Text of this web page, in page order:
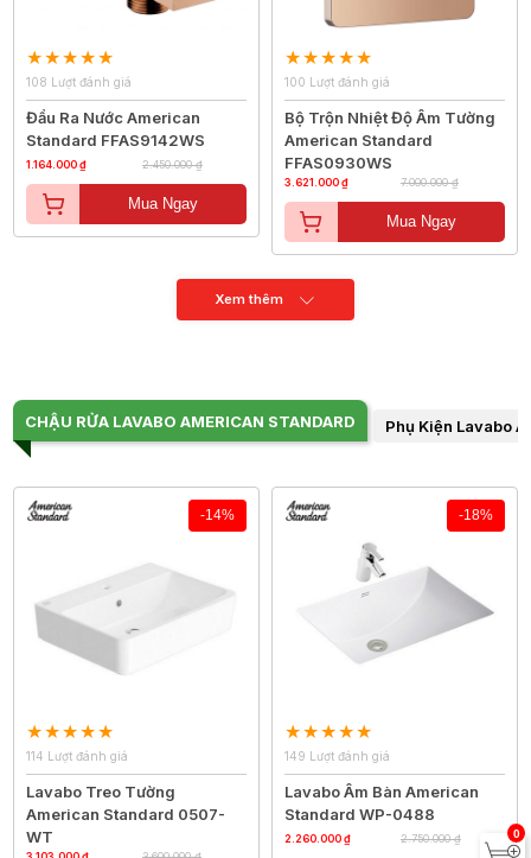
108 Lượt đánh giá
Đầu Ra Nước American
Standard FFAS9142WS
1.164.000 ₫ 2.450.000 ₫
Mua Ngay
100 Lượt đánh giá
Bộ Trộn Nhiệt Độ Âm Tường
American Standard
FFAS0930WS
3.621.000 ₫ 7.000.000 ₫
Mua Ngay
Xem thêm
CHẬU RỬA LAVABO AMERICAN STANDARD Phụ Kiện Lavabo
-14%
114 Lượt đánh giá
Lavabo Treo Tường
American Standard 0507-
WT
-18%
149 Lượt đánh giá
Lavabo Âm Bàn American
Standard WP-0488
2.260.000 ₫ 2.750.000 ₫ 0